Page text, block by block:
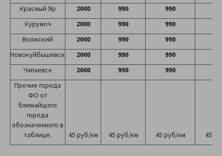
Красный Яр
2000 990 990
Курумоч
2000 990 990
Волжский
2000 990 990
Новокуйбышевск
2000 990 990
Чапаевск
2000 990 990
Прочие города
ФО от
ближайщего
города
обозначенного в
таблице.
45 руб/км 45 руб/км 45 руб/км 45